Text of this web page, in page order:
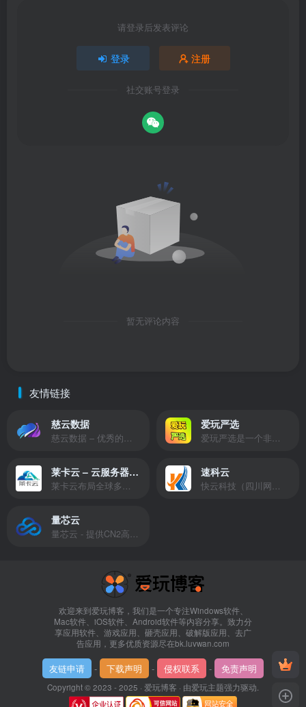
请登录后发表评论
登录 注册
社交账号登录
暂无评论内容
友情链接
慈云数据
慈云数据 – 优秀的云服务器服务商，提供最具有性价比的产品。慈云数据是开发者必不可少的良心云
爱玩严选
爱玩严选是一个非常有保障且性价比极高的虚拟商城，包括但不限于苹果证书、技术指导、会员充值等多种虚拟服务！
莱卡云 – 云服务器提供商
莱卡云布局全球多个地理区域。提供服务有：境外云服务器、国内云服务器、独立服务器、服务器托管、CDN、SSL证书、游戏服务器等业务。
速科云
快云科技（四川网联快云科技有限公司）成立于2021年，主营互联网业务平台服务提供商。公司专注为用户提供低价高性能云计算产品，致力于云计算应用的易用性开发，并引导云计算在国内普及
量芯云
量芯云 - 提供CN2高速香港美国云服务器&专业高防服务器租用等云服务器供应商
欢迎来到爱玩博客，我们是一个专注Windows软件、
Mac软件、iOS软件、Android软件等内容分享。致力分
享应用软件、游戏应用、砸壳应用、破解版应用、去广
告应用，更多优质资源尽在bk.luvwan.com
友链申请 - 下载声明 - 侵权联系 - 免责声明
Copyright © 2023 - 2025 · 爱玩博客 · 由爱玩主题强力驱动.